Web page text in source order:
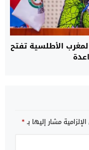
الأطلسية تفتح
مشار إليها بـ*